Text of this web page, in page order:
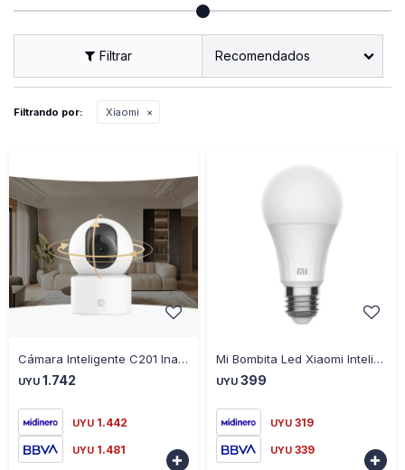
Recomendados
Filtrando por: Xiaomi
Cámara Inteligente C201 Inalámbrica 360° 1080p Visión Noct.
UYU 1.742
UYU 1.442
UYU 1.481

Mi Bombita Led Xiaomi Inteligente 26690
UYU 399
UYU 319
UYU 339
